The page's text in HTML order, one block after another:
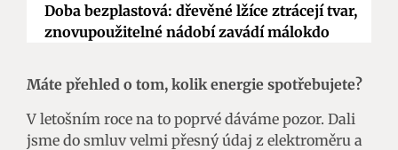
Doba bezplastová: dřevěné lžíce ztrácejí tvar,
znovupoužitelné nádobí zavádí málokdo
Máte přehled o tom, kolik energie spotřebujete?
V letošním roce na to poprvé dáváme pozor. Dali
jsme do smluv velmi přesný údaj z elektroměru a